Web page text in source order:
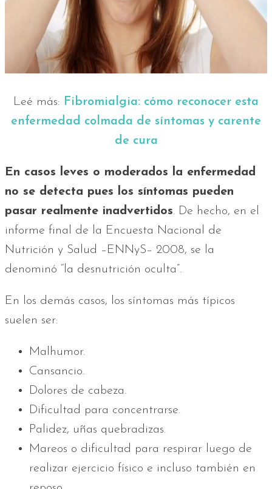
Leé más: Fibromialgia: cómo reconocer esta
enfermedad colmada de síntomas y carente
de cura
En casos leves o moderados la enfermedad
no se detecta pues los síntomas pueden
pasar realmente inadvertidos. De hecho, en el
informe final de la Encuesta Nacional de
Nutrición y Salud –ENNyS– 2008, se la
denominó “la desnutrición oculta”.
En los demás casos, los síntomas más típicos
suelen ser:
Malhumor.
Cansancio.
Dolores de cabeza.
Dificultad para concentrarse.
Palidez, uñas quebradizas.
Mareos o dificultad para respirar luego de
realizar ejercicio físico e incluso también en